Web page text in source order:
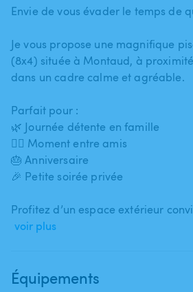
Envie de vous évader le temps de
Je vous propose une magnifique
(8x4) située à Montaud​,​ à
dans un cadre calme et agréable.
Parfait pour :
🌿 Journée détente en famille
👯‍♀️ Moment entre amis
🎂 Anniversaire
🎉 Petite soirée privée
Profitez d’un espace extérieur
voir plus
Équipements